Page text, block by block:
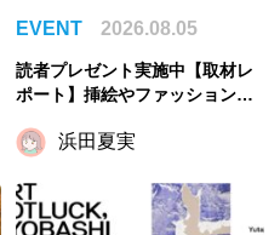
EVENT 2026.08.05
読者プレゼント実施中【取材レ
ポート】挿絵やファッションか
国のモードをさがして／Fairy T
浜田夏実